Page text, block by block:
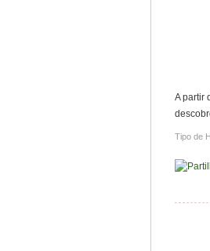
A partir
Tipo de